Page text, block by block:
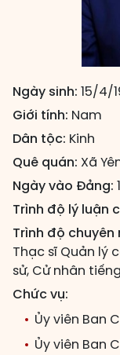
Ngày sinh: 15/4/
Giới tính: Nam
Dân tộc: Kinh
Quê quán: Xã
Ngày vào Đảng:
Trình độ lý luận
Trình độ chuyên
Thạc sĩ Quản lý
sử, Cử nhân
Chức vụ:
Ủy viên Ban
Ủy viên Ban